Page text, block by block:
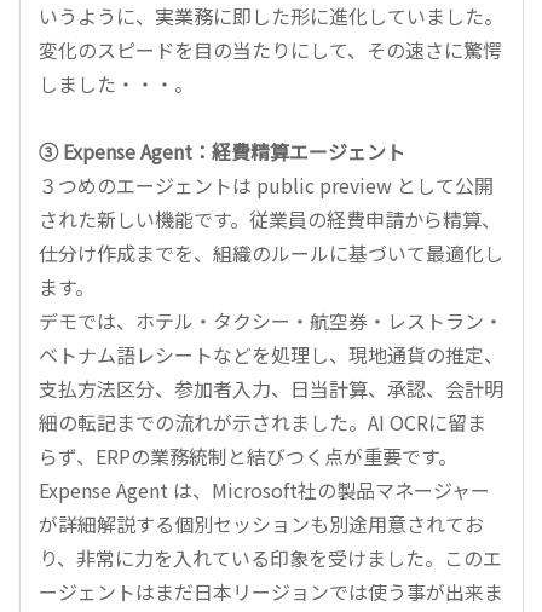
いうように、実業務に即した形に進化していました。
変化のスピードを目の当たりにして、その速さに驚愕
しました・・・。
③ Expense Agent：経費精算エージェント
３つめのエージェントは public preview として公開
された新しい機能です。従業員の経費申請から精算、
仕分け作成までを、組織のルールに基づいて最適化し
ます。
デモでは、ホテル・タクシー・航空券・レストラン・
ベトナム語レシートなどを処理し、現地通貨の推定、
支払方法区分、参加者入力、日当計算、承認、会計明
細の転記までの流れが示されました。AI OCRに留ま
らず、ERPの業務統制と結びつく点が重要です。
Expense Agent は、Microsoft社の製品マネージャー
が詳細解説する個別セッションも別途用意されてお
り、非常に力を入れている印象を受けました。このエ
ージェントはまだ日本リージョンでは使う事が出来ま